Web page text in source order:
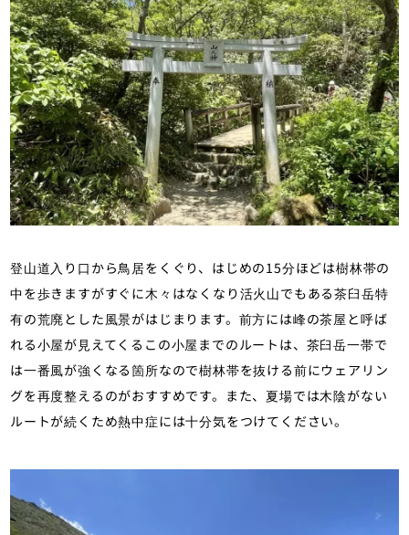
登山道入り口から鳥居をくぐり、はじめの15分ほどは樹林帯の
中を歩きますがすぐに木々はなくなり活火山でもある茶臼岳特
有の荒廃とした風景がはじまります。前方には峰の茶屋と呼ば
れる小屋が見えてくるこの小屋までのルートは、茶臼岳一帯で
は一番風が強くなる箇所なので樹林帯を抜ける前にウェアリン
グを再度整えるのがおすすめです。また、夏場では木陰がない
ルートが続くため熱中症には十分気をつけてください。